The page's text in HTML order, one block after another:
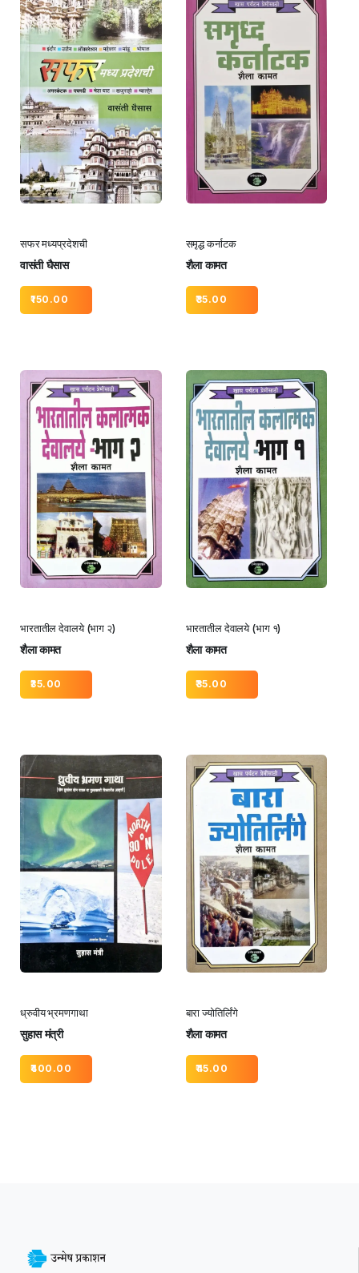
सफर मध्यप्रदेशची
वासंती घैसास
150.00
समृद्ध कर्नाटक
शैला कामत
35.00
भारतातील देवालये (भाग २)
शैला कामत
35.00
भारतातील देवालये (भाग १)
शैला कामत
35.00
ध्रुवीय भ्रमणगाथा
सुहास मंत्री
400.00
बारा ज्योतिर्लिंगे
शैला कामत
45.00